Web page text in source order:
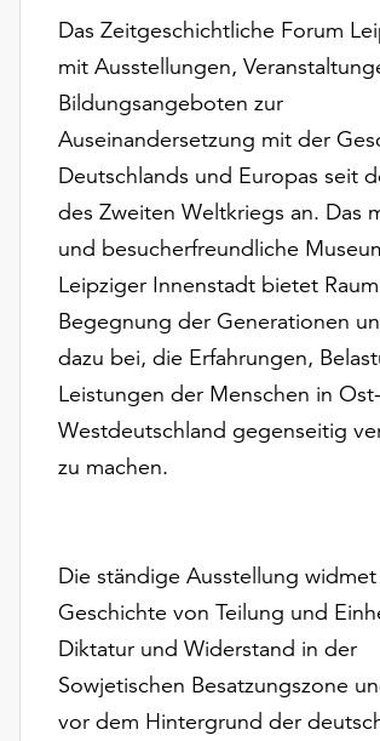
„Cookie-
Einstellungen“
Verfügung.
Funktionale
Cookies
werden
ohne
Einverständnis
weiterhin
Möchten
anpassen,
erreichen
Einstellungen
über
Das Zeitgeschichtliche Forum
mit Ausstellungen,
Bildungsangeboten zur
Auseinandersetzung mit der
Deutschlands und Europas seit
des Zweiten Weltkriegs an. Das
und besucherfreundliche
Leipziger Innenstadt bietet
Begegnung der Generationen
dazu bei, die Erfahrungen,
Leistungen der Menschen in
Westdeutschland gegenseitig
zu machen.
Die ständige Ausstellung
Geschichte von Teilung und
Diktatur und Widerstand in der
Sowjetischen Besatzungszone
vor dem Hintergrund der